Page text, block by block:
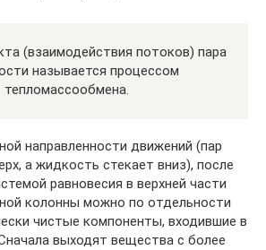
(взаимодействия потоков) пара
называется процессом
тепломассообмена.
направленности движений (пар
а жидкость стекает вниз), после
равновесия в верхней части
колонны можно по отдельности
чистые компоненты, входившие в
выходят вещества с более